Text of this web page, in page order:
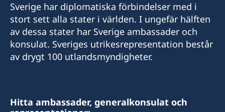
Sverige har diplomatiska förbindelser med i
stort sett alla stater i världen. I ungefär hälften
av dessa stater har Sverige ambassader och
konsulat. Sveriges utrikesrepresentation består
av drygt 100 utlandsmyndigheter.
Hitta ambassader, generalkonsulat och